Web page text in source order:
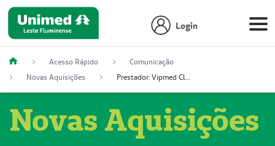
Login
Acesso Rápido
Comunicação
Novas Aquisições
Prestador: Vipmed Clínica Geral Ltda, 51004349-0 (Nome Fantasia: Policlínica Master)
Novas Aquisições